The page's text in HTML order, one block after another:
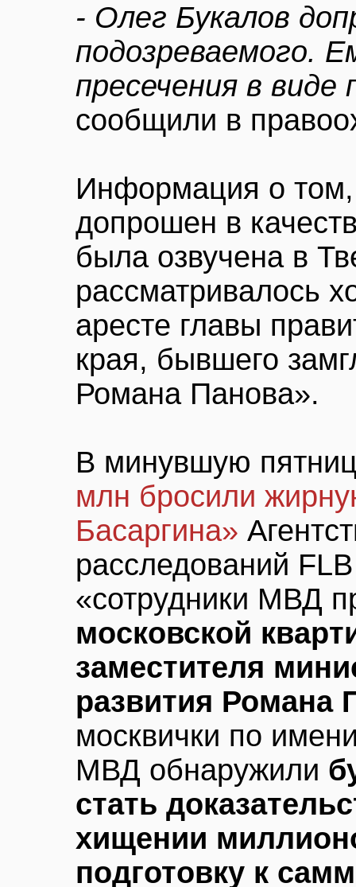
- Олег Букалов
подозреваемого.
пресечения в виде
сообщили в
Информация о
допрошен в
была озвучена в
рассматривалось
аресте главы
края, бывшего
Романа Панова».
В минувшую
млн бросили
Басаргина»
расследований
«сотрудники МВД
московской
заместителя
развития Романа
москвички по
МВД обнаружили
стать
хищении
подготовку к